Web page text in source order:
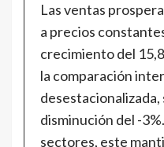
Las ventas
a precios
crecimiento del
la comparación
desestacionalizada,
disminución del -
sectores, este